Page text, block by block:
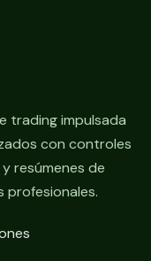
trading impulsada
con controles
resúmenes de
profesionales.